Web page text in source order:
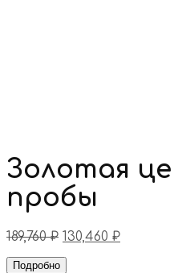
Золотая
пробы
189,760₽ 130,460 ₽
Подробно